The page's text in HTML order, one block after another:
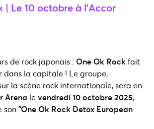
| Le 10 octobre à l’Accor
de rock japonais : One Ok Rock fait
dans la capitale ! Le groupe,
la scène rock internationale, sera en
Arena levendredi 10 octobre 2025,
son“One Ok Rock Detox European